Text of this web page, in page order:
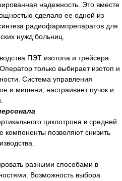
надежность. Это вместе
сделало ее одной из
радиофармпрепаратов для
нужд больниц.
ПЭТ изотопа и трейсера
только выбирает изотоп и
Система управления
и мишени, настраивает пучок и
циклотрона в средней
компоненты позволяют снизить
разными способами в
Возможность выбора